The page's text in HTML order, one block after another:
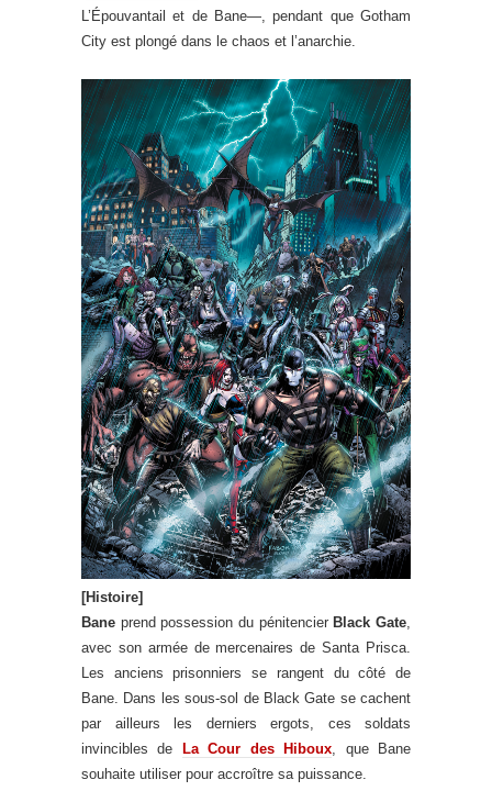
L’Épouvantail et de Bane—, pendant que Gotham
City est plongé dans le chaos et l’anarchie.
[Histoire]
Bane prend possession du pénitencierBlack Gate,
avec son armée de mercenaires de Santa Prisca.
Les anciens prisonniers se rangent du côté de
Bane. Dans les sous-sol de Black Gate se cachent
par ailleurs les derniers ergots, ces soldats
invincibles de
La Cour des Hiboux, que Bane
souhaite utiliser pour accroître sa puissance.